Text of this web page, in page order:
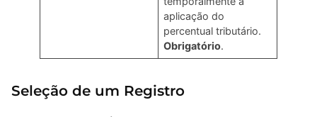
aplicação do
percentual tributário.
Obrigatório.
Seleção de um Registro